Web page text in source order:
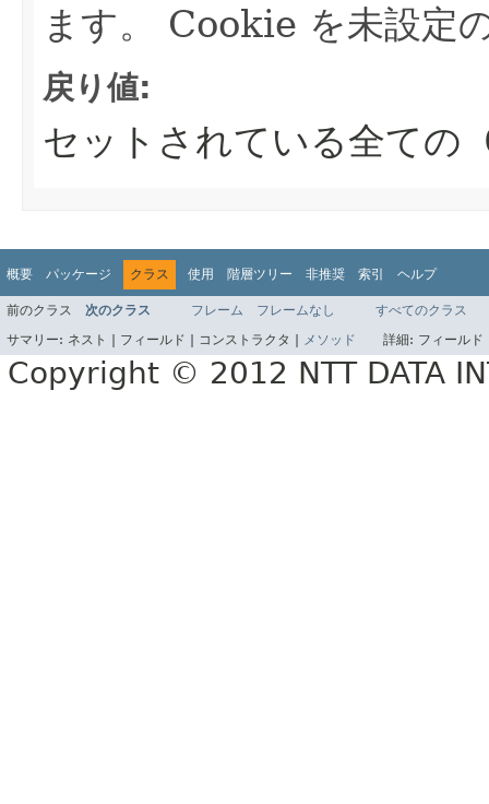
ます。 Cookie を未設定
戻り値:
セットされている全て
概要 パッケージ クラス 使用 階層ツリー 非推奨 索引 ヘルプ
前のクラス 次のクラス フレーム フレームなし
すべてのクラス
サマリー: ネスト | フィールド | コンストラクタ | メソッド 詳細: フィール
Copyright © 2012 NTT DATA